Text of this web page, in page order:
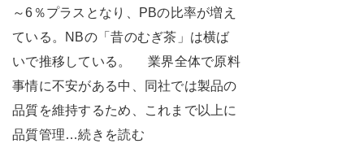
～6％プラスとなり、PBの比率が増え
ている。NBの「昔のむぎ茶」は横ば
いで推移している。 業界全体で原料
事情に不安がある中、同社では製品の
品質を維持するため、これまで以上に
品質管理…続きを読む